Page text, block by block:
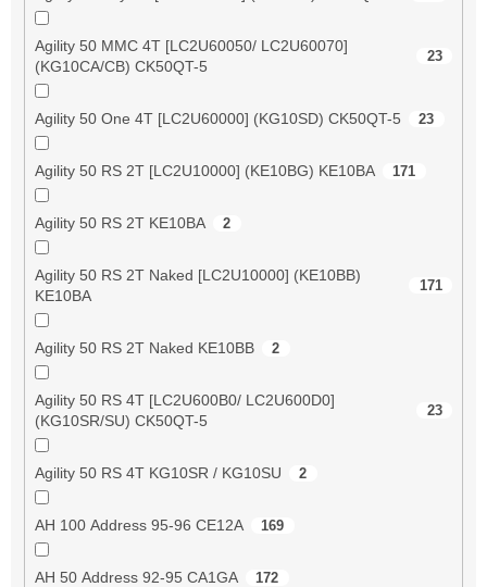
Agility 50 MMC 4T [LC2U60050/ LC2U60070]
(KG10CA/CB) CK50QT-5
23
Agility 50 One 4T [LC2U60000] (KG10SD) CK50QT-5 23
Agility 50 RS 2T [LC2U10000] (KE10BG) KE10BA 171
Agility 50 RS 2T KE10BA 2
Agility 50 RS 2T Naked [LC2U10000] (KE10BB)
KE10BA
171
Agility 50 RS 2T Naked KE10BB 2
Agility 50 RS 4T [LC2U600B0/ LC2U600D0]
(KG10SR/SU) CK50QT-5
23
Agility 50 RS 4T KG10SR / KG10SU 2
AH 100 Address 95-96 CE12A 169
AH 50 Address 92-95 CA1GA 172